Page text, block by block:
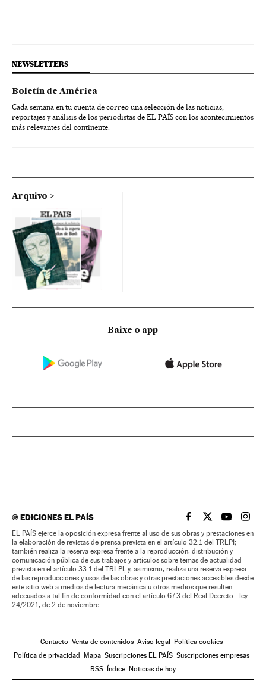
NEWSLETTERS
Boletín de América
Cada semana en tu cuenta de correo una selección de las noticias,
reportajes y análisis de los periodistas de EL PAÍS con los acontecimientos
más relevantes del continente.
Arquivo
Baixe o app
©EDICIONES EL PAÍS EL PAÍS BRASIL EN
EL PAÍSEL PAÍS
EL
EL PAÍS ejerce la oposición expresa frente al uso de sus obras y prestaciones en
la elaboración de revistas de prensa prevista en el artículo 32.1 del TRLPI;
también realiza la reserva expresa frente a la reproducción, distribución y
comunicación pública de sus trabajos y artículos sobre temas de actualidad
prevista en el artículo 33.1 del TRLPI; y, asimismo, realiza una reserva expresa
de las reproducciones y usos de las obras y otras prestaciones accesibles desde
este sitio web a medios de lectura mecánica u otros medios que resulten
adecuados a tal fin de conformidad con el artículo 67.3 del Real Decreto - ley
24/2021, de 2 de noviembre
Contacto Venta de contenidos Aviso legal Política cookies
Política de privacidad Mapa Suscripciones EL PAÍS Suscripciones empresas
RSS Índice Noticias de hoy